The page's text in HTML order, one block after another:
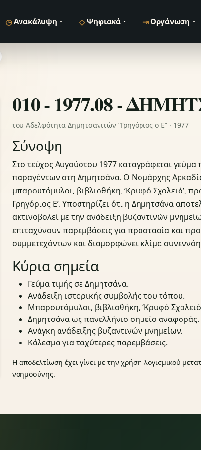
◷Ανακάλυψη ◇ Ψηφιακά ⇥ Οργάνωση
010 - 1977.08 -
του Αδελφότητα Δημητσανιτών “Γρηγόριος ο Έ” · 1977
Σύνοψη
Στο τεύχος Αυγούστου 1977 καταγράφεται γεύμα
παραγόντων στη Δημητσάνα. Ο Νομάρχης
μπαρουτόμυλοι, βιβλιοθήκη, ‘Κρυφό Σχολειό’,
Γρηγόριος Ε’. Υποστηρίζει ότι η Δημητσάνα
ακτινοβολεί με την ανάδειξη βυζαντινών
επιταχύνουν παρεμβάσεις για προστασία και
συμμετεχόντων και διαμορφώνει κλίμα
Κύρια σημεία
Γεύμα τιμής σε Δημητσάνα.
Ανάδειξη ιστορικής συμβολής του τόπου.
Μπαρουτόμυλοι, βιβλιοθήκη, ‘Κρυφό
Δημητσάνα ως πανελλήνιο σημείο αναφοράς.
Ανάγκη ανάδειξης βυζαντινών μνημείων.
Κάλεσμα για ταχύτερες παρεμβάσεις.
Η αποδελτίωση έχει γίνει με την χρήση λογισμικού
νοημοσύνης.